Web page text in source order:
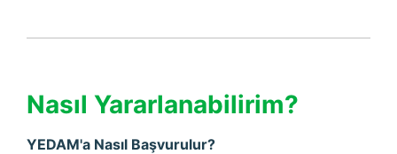
Nasıl Yararlanabilirim?
YEDAM'a Nasıl Başvurulur?